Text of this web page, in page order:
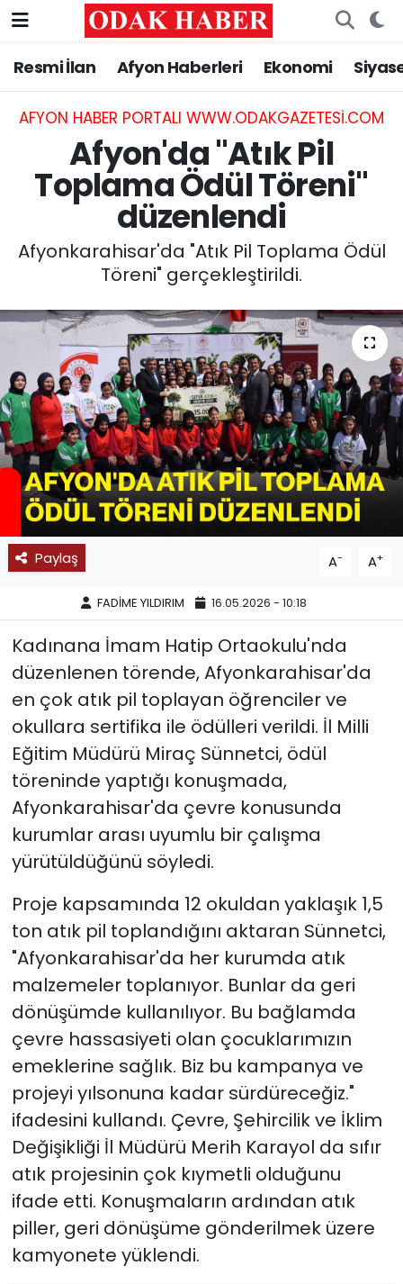
Resmi İlan Afyon Haberleri Ekonomi
AFYON HABER PORTALI WWW.ODAKGAZETESI.COM
Afyon'da "Atık Pil
Toplama Ödül Töreni"
düzenlendi
Afyonkarahisar'da "Atık Pil Toplama Ödül
Töreni" gerçekleştirildi.
Paylaş A- A+
FADİME YILDIRIM 16.05.2026 - 10:18
Kadınana İmam Hatip Ortaokulu'nda
düzenlenen törende, Afyonkarahisar'da
en çok atık pil toplayan öğrenciler ve
okullara sertifika ile ödülleri verildi. İl Milli
Eğitim Müdürü Miraç Sünnetci, ödül
töreninde yaptığı konuşmada,
Afyonkarahisar'da çevre konusunda
kurumlar arası uyumlu bir çalışma
yürütüldüğünü söyledi.
Proje kapsamında 12 okuldan yaklaşık 1,5
ton atık pil toplandığını aktaran Sünnetci,
"Afyonkarahisar'da her kurumda atık
malzemeler toplanıyor. Bunlar da geri
dönüşümde kullanılıyor. Bu bağlamda
çevre hassasiyeti olan çocuklarımızın
emeklerine sağlık. Biz bu kampanya ve
projeyi yılsonuna kadar sürdüreceğiz."
ifadesini kullandı. Çevre, Şehircilik ve İklim
Değişikliği İl Müdürü Merih Karayol da sıfır
atık projesinin çok kıymetli olduğunu
ifade etti. Konuşmaların ardından atık
piller, geri dönüşüme gönderilmek üzere
kamyonete yüklendi.
AFYONKARAHİSAR HABERLERİ
Resmi İlan
ASAYİŞ
GÜNCEL
SİYASET
MAGAZİN
SAĞLIK
SPOR
11:11 MANŞET
Nöbetçi Eczaneler
Hava Durumu
Trafik Durumu
Süper Lig Puan Durumu ve Fikstür
Tüm Manşetler
Haber Arşivi